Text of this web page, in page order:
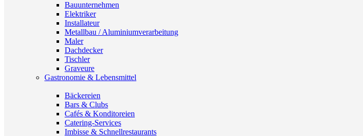
Bauunternehmen
Elektriker
Installateur
Metallbau / Aluminiumverarbeitung
Maler
Dachdecker
Tischler
Graveure
Gastronomie & Lebensmittel
Bäckereien
Bars & Clubs
Cafés & Konditoreien
Catering-Services
Imbisse & Schnellrestaurants